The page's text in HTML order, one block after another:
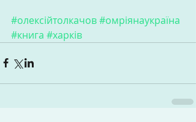
#олексійтолкачов#омріянаукраїна
#книга #харків